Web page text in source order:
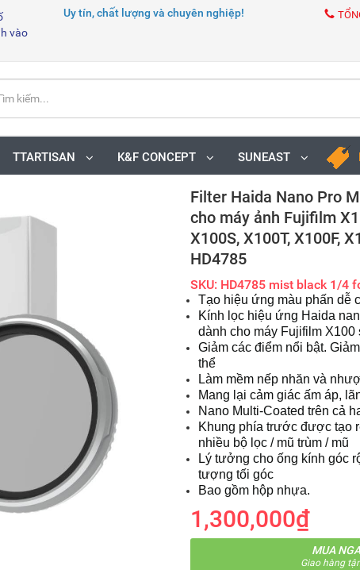
vào
Uy tín, chất lượng và chuyên nghiệp!
TTARTISAN K&F CONCEPT SUNEAST
Filter Haida Nano Pro
cho máy ảnh Fujifilm
X100S, X100T, X100F,
HD4785
SKU: HD4785 mist black 1/4
Tạo hiệu ứng màu phấn dễ
Kính lọc hiệu ứng Haida
dành cho máy Fujifilm X100
Giảm các điểm nổi bật.
thể
Làm mềm nếp nhăn và
Mang lại cảm giác ấm áp,
Nano Multi-Coated trên cả
Khung phía trước được tạo
nhiều bộ lọc / mũ trùm / mũ
Lý tưởng cho ống kính góc
tượng tối góc
Bao gồm hộp nhựa.
1,300,000₫
MUA
Giao hàng